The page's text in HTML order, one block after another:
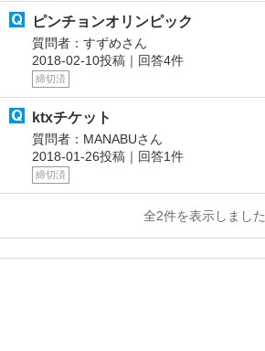
ピンチョンオリンピック
質問者：すずめさん
2018-02-10投稿｜回答4件
締切済
ktxチケット
質問者：MANABUさん
2018-01-26投稿｜回答1件
締切済
全2件を表示しました